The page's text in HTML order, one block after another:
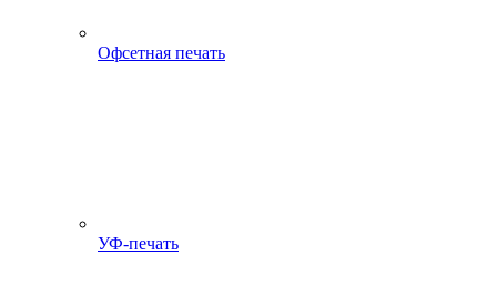
Офсетная печать
УФ-печать